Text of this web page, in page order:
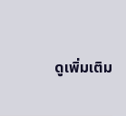
ดูเพิ่มเติม